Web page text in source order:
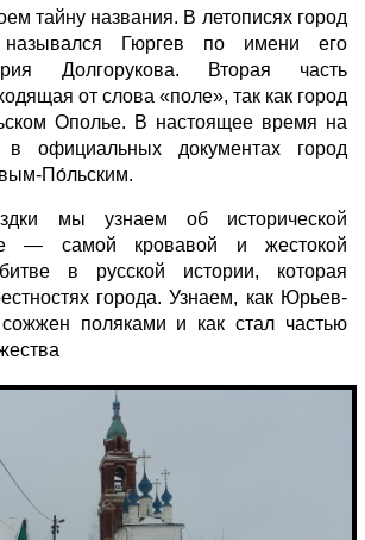
тайну названия. В летописях город
назывался Гюргев по имени его
Долгорукова. Вторая часть
от слова «поле», так как город
Ополье. В настоящее время на
официальных документах город
По́льским.
мы узнаем об исторической
— самой кровавой и жестокой
в русской истории, которая
города. Узнаем, как Юрьев-
поляками и как стал частью